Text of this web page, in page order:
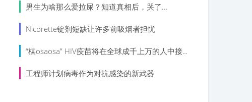
男生为啥那么爱拉屎？知道真相后，哭了...
Nicorette锭剂短缺让许多前吸烟者担忧
“楳osaosa” HIV疫苗将在全球成千上万的人中接受测试
工程师计划病毒作为对抗感染的新武器